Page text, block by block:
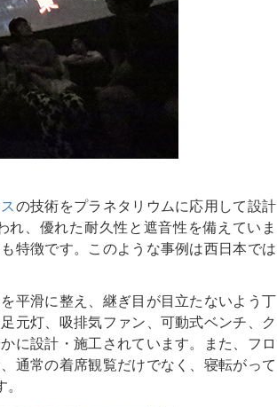
の技術をプラネタリウムに応用して設計
、優れた耐久性と遮音性を備えていま
特徴です。このような事例は西日本では
平滑に整え、継ぎ目が目立たないよう丁
元灯、吸排気ファン、可動式ベンチ、ク
に設計・施工されています。また、フロ
通常の着席観覧だけでなく、寝転がって